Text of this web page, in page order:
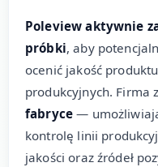
Poleview aktywnie
próbki, aby
ocenić jakość
produkcyjnych. Firma
fabryce —
kontrolę linii
jakości oraz źródeł